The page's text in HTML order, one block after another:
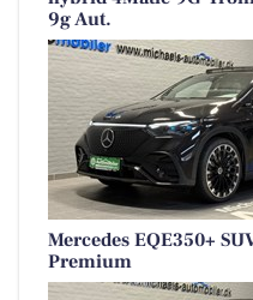
9g Aut.
Mercedes EQE350+
Premium